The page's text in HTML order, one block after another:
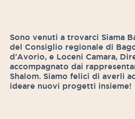
Sono venuti a trovarci Siama
del Consiglio regionale di
d’Avorio, e Loceni Camara,
accompagnato dai
Shalom. Siamo felici di averli
ideare nuovi progetti insieme!